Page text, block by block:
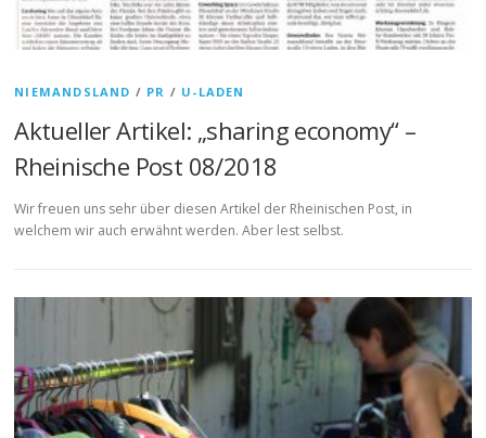
NIEMANDSLAND / PR / U-LADEN
Aktueller Artikel: „sharing economy“ –
Rheinische Post 08/2018
Wir freuen uns sehr über diesen Artikel der Rheinischen Post, in
welchem wir auch erwähnt werden. Aber lest selbst.